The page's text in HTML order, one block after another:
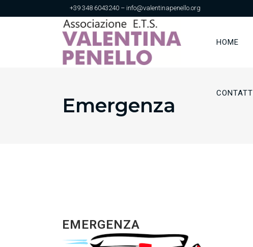
+39 348 6043240 – info@valentinapenello.org
HOME
Emergenza
EMERGENZA